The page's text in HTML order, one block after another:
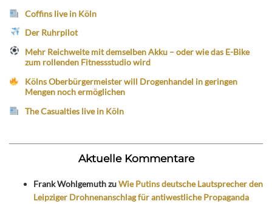
Coffins live in Köln
Der Ruhrpilot
Mehr Reichweite mit demselben Akku – oder wie das E-Bike
zum rollenden Fitnessstudio wird
Kölns Oberbürgermeister will Drogenhandel in geringen
Mengen noch ermöglichen
The Casualties live in Köln
Aktuelle Kommentare
Frank WohlgemuthzuWie Putins deutsche Lautsprecher den
Leipziger Drohnenanschlag für antiwestliche Propaganda